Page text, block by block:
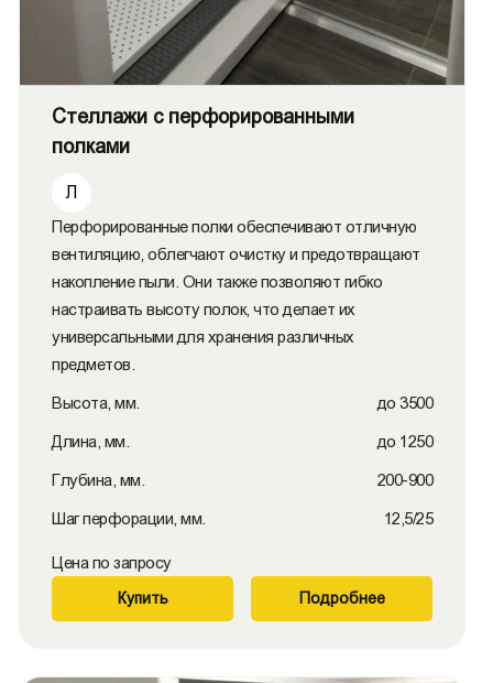
Стеллажи с перфорированными
полками
Л
Перфорированные полки обеспечивают отличную
вентиляцию, облегчают очистку и предотвращают
накопление пыли. Они также позволяют гибко
настраивать высоту полок, что делает их
универсальными для хранения различных
предметов.
Высота, мм. до 3500
Длина, мм. до 1250
Глубина, мм. 200-900
Шаг перфорации, мм. 12,5/25
Цена по запросу
Купить Подробнее